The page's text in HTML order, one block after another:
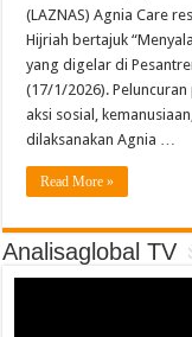
(LAZNAS) Agnia Care
Hijriah bertajuk
yang digelar di
(17/1/2026).
aksi sosial,
dilaksanakan Agnia …
Read More »
Analisaglobal TV